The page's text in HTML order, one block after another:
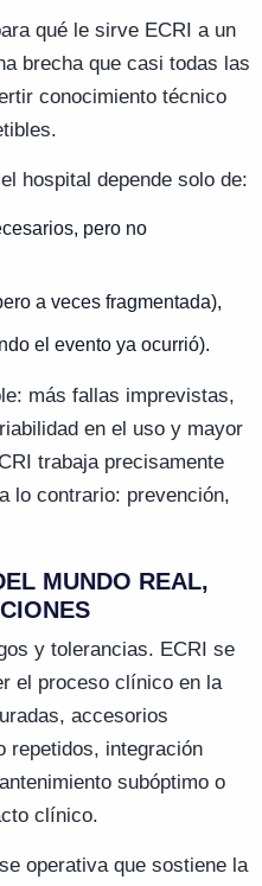
qué le sirve ECRI a un
brecha que casi todas las
conocimiento técnico
hospital depende solo de:
pero no
a veces fragmentada),
el evento ya ocurrió).
más fallas imprevistas,
en el uso y mayor
trabaja precisamente
lo contrario: prevención,
MUNDO REAL,
y tolerancias. ECRI se
el proceso clínico en la
accesorios
repetidos, integración
subóptimo o
clínico.
operativa que sostiene la